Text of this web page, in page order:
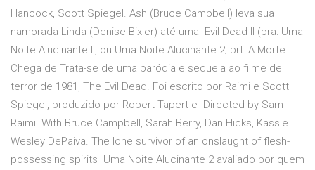
Hancock, Scott Spiegel. Ash (Bruce Campbell) leva sua
namorada Linda (Denise Bixler) até uma Evil Dead II (bra: Uma
Noite Alucinante II, ou Uma Noite Alucinante 2; prt: A Morte
Chega de Trata-se de uma paródia e sequela ao filme de
terror de 1981, The Evil Dead. Foi escrito por Raimi e Scott
Spiegel, produzido por Robert Tapert e Directed by Sam
Raimi. With Bruce Campbell, Sarah Berry, Dan Hicks, Kassie
Wesley DePaiva. The lone survivor of an onslaught of flesh-
possessing spirits Uma Noite Alucinante 2 avaliado por quem